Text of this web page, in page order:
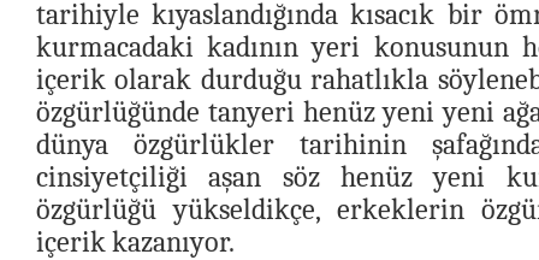
tarihiyle kıyaslandığında kısacık bir
kurmacadaki kadının yeri konusunun
içerik olarak durduğu rahatlıkla
özgürlüğünde tanyeri henüz yeni yeni
dünya özgürlükler tarihinin
cinsiyetçiliği aşan söz henüz yeni
özgürlüğü yükseldikçe, erkeklerin
içerik kazanıyor.